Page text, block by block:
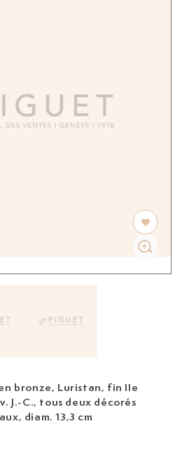
bronze, Luristan, fin IIe
J.-C., tous deux décorés
diam. 13,3 cm